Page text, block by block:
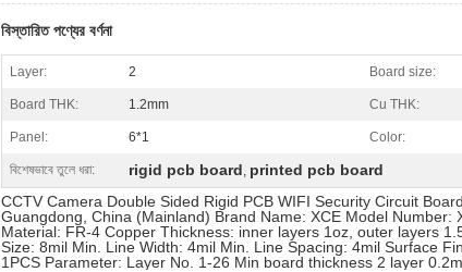
বিস্তারিত পণ্যের বর্ণনা
Layer: 2 Board size:
Board THK: 1.2mm Cu THK:
Panel: 6*1 Color:
বিশেষভাবে তুলে ধরা: rigid pcb board, printed pcb board
CCTV Camera Double Sided Rigid PCB WIFI Security Circuit
Guangdong, China (Mainland) Brand Name: XCE Model Number:
Material: FR-4 Copper Thickness: inner layers 1oz, outer layers
Size: 8mil Min. Line Width: 4mil Min. Line Spacing: 4mil Surface
1PCS Parameter: Layer No. 1-26 Min board thickness 2 layer